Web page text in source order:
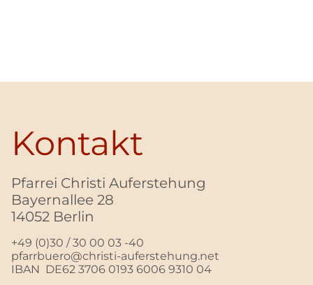
Kontakt
Pfarrei Christi Auferstehung
Bayernallee 28
14052 Berlin
+49 (0)30 / 30 00 03 -40
pfarrbuero@christi-auferstehung.net
IBAN DE62 3706 0193 6006 9310 04